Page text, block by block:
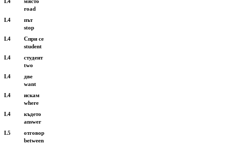
L4
L4
L4
L4
L4
L4
L5
road
stop
student
two
want
where
answer
between
път
Спри се
студент
две
искам
където
отговор